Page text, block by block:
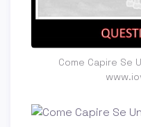
Come Capire Se